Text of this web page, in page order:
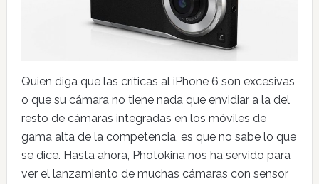
Quien diga que las críticas al iPhone 6 son excesivas
o que su cámara no tiene nada que envidiar a la del
resto de cámaras integradas en los móviles de
gama alta de la competencia, es que no sabe lo que
se dice. Hasta ahora, Photokina nos ha servido para
ver el lanzamiento de muchas cámaras con sensor